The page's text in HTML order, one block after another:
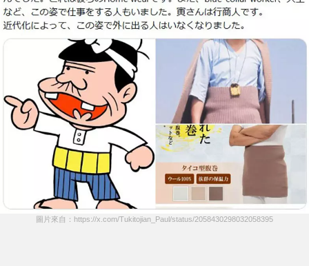
圖片來自：https://x.com/Tukitojian_Paul/status/2058430298032058395